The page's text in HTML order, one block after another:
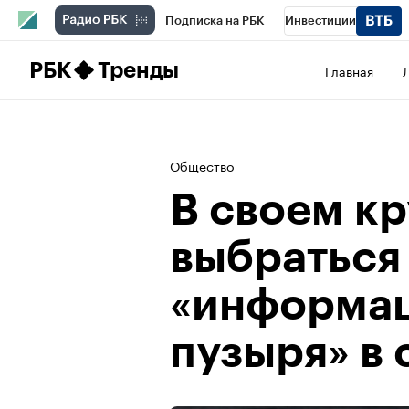
Подписка на РБК Инвестиции
РБК Тренды Главная
Общество
В своем
выбраться
пузыря» в